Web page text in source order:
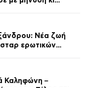
Νέα ζωή
ερωτικών
Καληφώνη –